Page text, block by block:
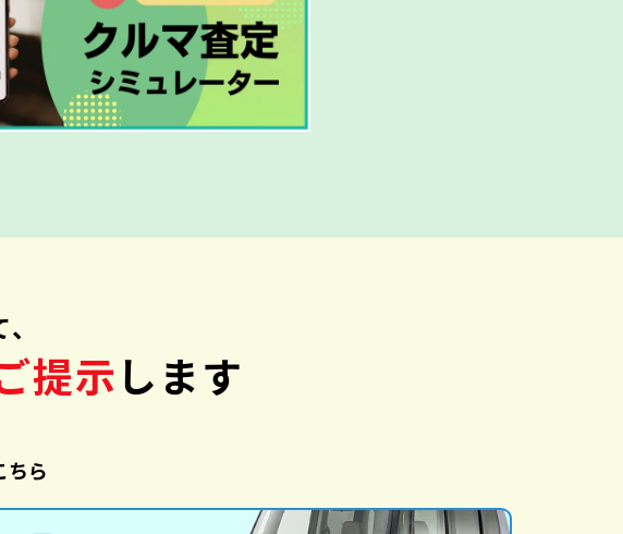
提示します
ちら